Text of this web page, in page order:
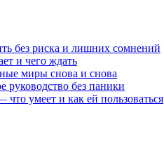
без риска и лишних сомнений
и чего ждать
миры снова и снова
руководство без паники
умеет и как ей пользоваться